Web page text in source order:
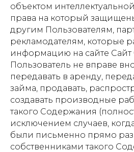
объектом
права на который
другим Пользователям,
рекламодателям, которые
информацию на сайте
Пользователь не вправе
передавать в аренду,
займа, продавать,
создавать производные
такого Содержания
исключением случаев,
были письменно прямо
собственниками такого